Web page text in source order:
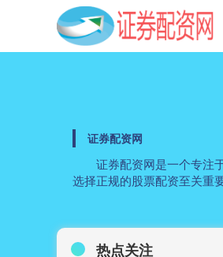
证券配资网
证券配资网是一个专注
选择正规的股票配资至关重
热点关注